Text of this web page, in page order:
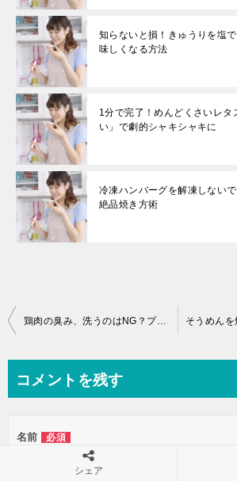
知らないと損！きゅうりを塩
味しくなる方法
1分で完了！めんどくさいレタ
い」で劇的シャキシャキに
冷凍ハンバーグを解凍しない
絶品焼き方術
投
ビ
ー
鶏肉の臭み、洗うのはNG？プロが教える正しい下処理完全ガイド
コメントを残す
名前 必須
シェア